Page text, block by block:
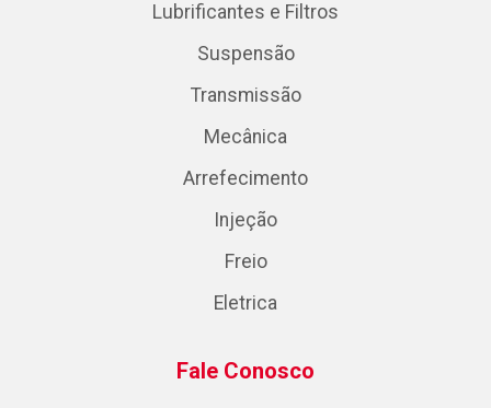
Lubrificantes e Filtros
Suspensão
Transmissão
Mecânica
Arrefecimento
Injeção
Freio
Eletrica
Fale Conosco